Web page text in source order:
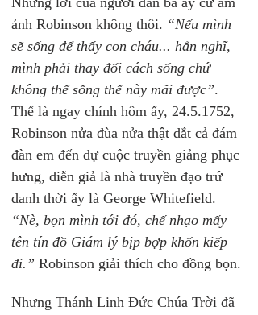
ảnh Robinson không thôi. “Nếu mình
sẽ sống để thấy con cháu... hắn nghĩ,
mình phải thay đổi cách sống chứ
không thể sống thế này mãi được”.
Thế là ngay chính hôm ấy, 24.5.1752,
Robinson nửa đùa nửa thật dắt cả đám
đàn em đến dự cuộc truyền giảng phục
hưng, diễn giả là nhà truyền đạo trứ
danh thời ấy là George Whitefield.
“Nè, bọn mình tới đó, chế nhạo mấy
tên tín đồ Giám lý bịp bợp khốn kiếp
đi.” Robinson giải thích cho đồng bọn.
Nhưng Thánh Linh Đức Chúa Trời đã